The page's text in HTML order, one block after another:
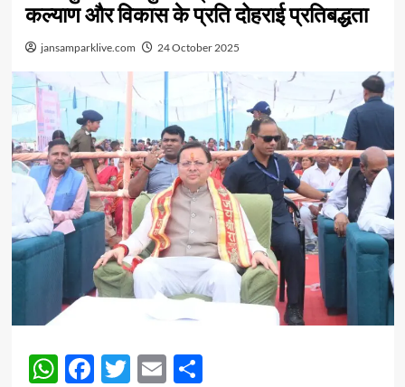
कल्याण और विकास के प्रति दोहराई प्रतिबद्धता
jansamparklive.com 24 October 2025
WhatsApp
Facebook
Twitter
EmailShare